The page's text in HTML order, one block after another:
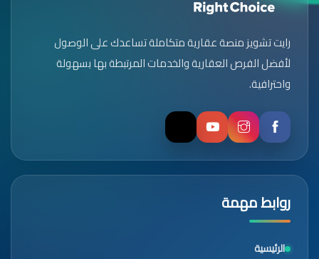
رايت تشويز منصة عقارية متكاملة تساعدك على الوصول
لأفضل الفرص العقارية والخدمات المرتبطة بها بسهولة
واحترافية.
روابط مهمة
الرئيسية